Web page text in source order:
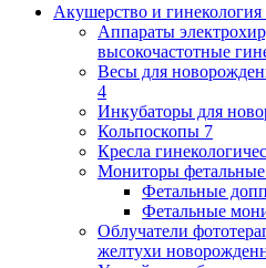
Акушерство и гинекология
Аппараты
высокочастотные
Весы для
4
Инкубаторы для
Кольпоскопы 7
Кресла
Мониторы фетальные
Фетальные
Фетальные
Облучатели
желтухи